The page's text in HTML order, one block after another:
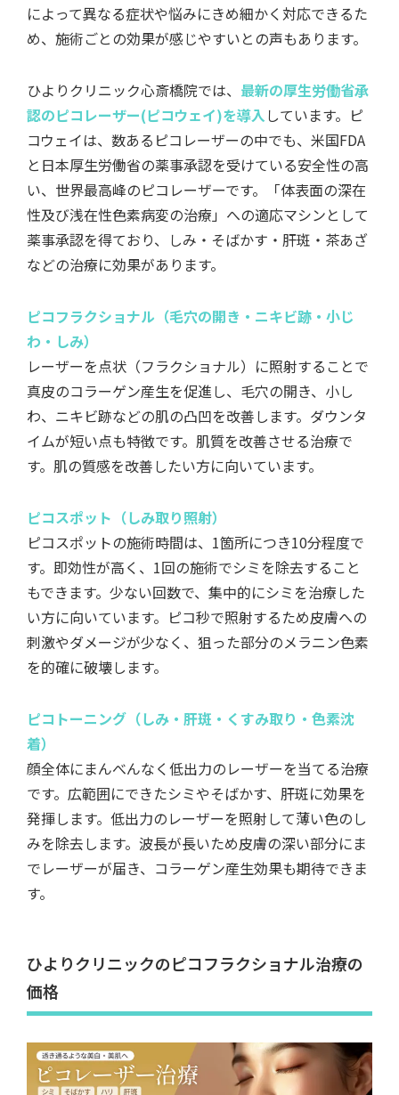
によって異なる症状や悩みにきめ細かく対応できるた
め、施術ごとの効果が感じやすいとの声もあります。
ひよりクリニック心斎橋院では、 最新の厚生労働省承
認のピコレーザー(ピコウェイ)を導入しています。ピ
コウェイは、数あるピコレーザーの中でも、米国FDA
と日本厚生労働省の薬事承認を受けている安全性の高
い、世界最高峰のピコレーザーです。「体表面の深在
性及び浅在性色素病変の治療」への適応マシンとして
薬事承認を得ており、しみ・そばかす・肝斑・茶あざ
などの治療に効果があります。
ピコフラクショナル（毛穴の開き・ニキビ跡・小じ
わ・しみ）
レーザーを点状（フラクショナル）に照射することで
真皮のコラーゲン産生を促進し、毛穴の開き、小し
わ、ニキビ跡などの肌の凸凹を改善します。ダウンタ
イムが短い点も特徴です。肌質を改善させる治療で
す。肌の質感を改善したい方に向いています。
ピコスポット（しみ取り照射）
ピコスポットの施術時間は、1箇所につき10分程度で
す。即効性が高く、1回の施術でシミを除去すること
もできます。少ない回数で、集中的にシミを治療した
い方に向いています。ピコ秒で照射するため皮膚への
刺激やダメージが少なく、狙った部分のメラニン色素
を的確に破壊します。
ピコトーニング（しみ・肝斑・くすみ取り・色素沈
着）
顔全体にまんべんなく低出力のレーザーを当てる治療
です。広範囲にできたシミやそばかす、肝斑に効果を
発揮します。低出力のレーザーを照射して薄い色のし
みを除去します。波長が長いため皮膚の深い部分にま
でレーザーが届き、コラーゲン産生効果も期待できま
す。
ひよりクリニックのピコフラクショナル治療の
価格